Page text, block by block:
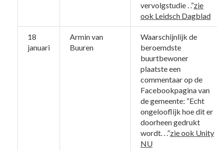
vervolgstudie . .”zie
ook Leidsch Dagblad
18
januari
Armin van
Buuren
Waarschijnlijk de
beroemdste
buurtbewoner
plaatste een
commentaar op de
Facebookpagina van
de gemeente: “Echt
ongelooflijk hoe dit er
doorheen gedrukt
wordt. . .”zie ook Unity
NU